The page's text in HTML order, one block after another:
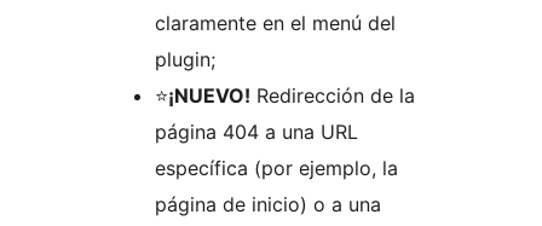
claramente en el menú del
plugin;
⭐️¡NUEVO! Redirección de la
página 404 a una URL
específica (por ejemplo, la
página de inicio) o a una